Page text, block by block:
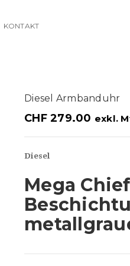
KONTAKT
Diesel Armbanduhr
CHF279.00 exkl.
Diesel
Mega Chief